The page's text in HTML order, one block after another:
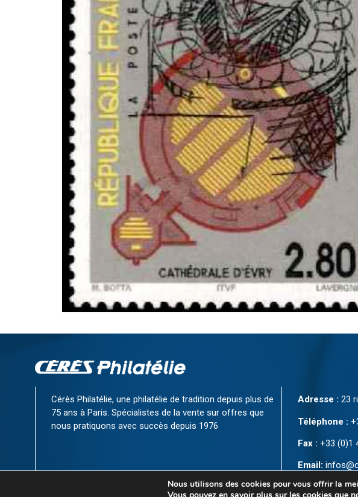
Cérès Philatélie, une philatélie de tradition depuis plus de
75 ans à Paris. Spécialistes de la vente sur offres que
nous pratiquons avec succès depuis 1976
Adresse : 23
Téléphone :
Fax : +33 (0)1
Email:
Nous utilisons des cookies pour vous offrir la